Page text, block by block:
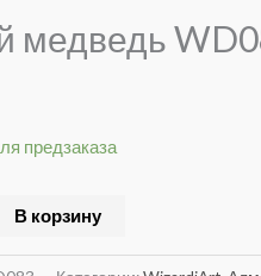
медведь
предзаказа
В корзину